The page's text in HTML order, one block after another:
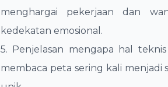
menghargai pekerjaan dan
kedekatan emosional.
​5. Penjelasan mengapa hal
membaca peta sering kali